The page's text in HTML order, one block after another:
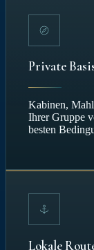
Private
Kabinen,
Ihrer Gruppe
besten
Lokale